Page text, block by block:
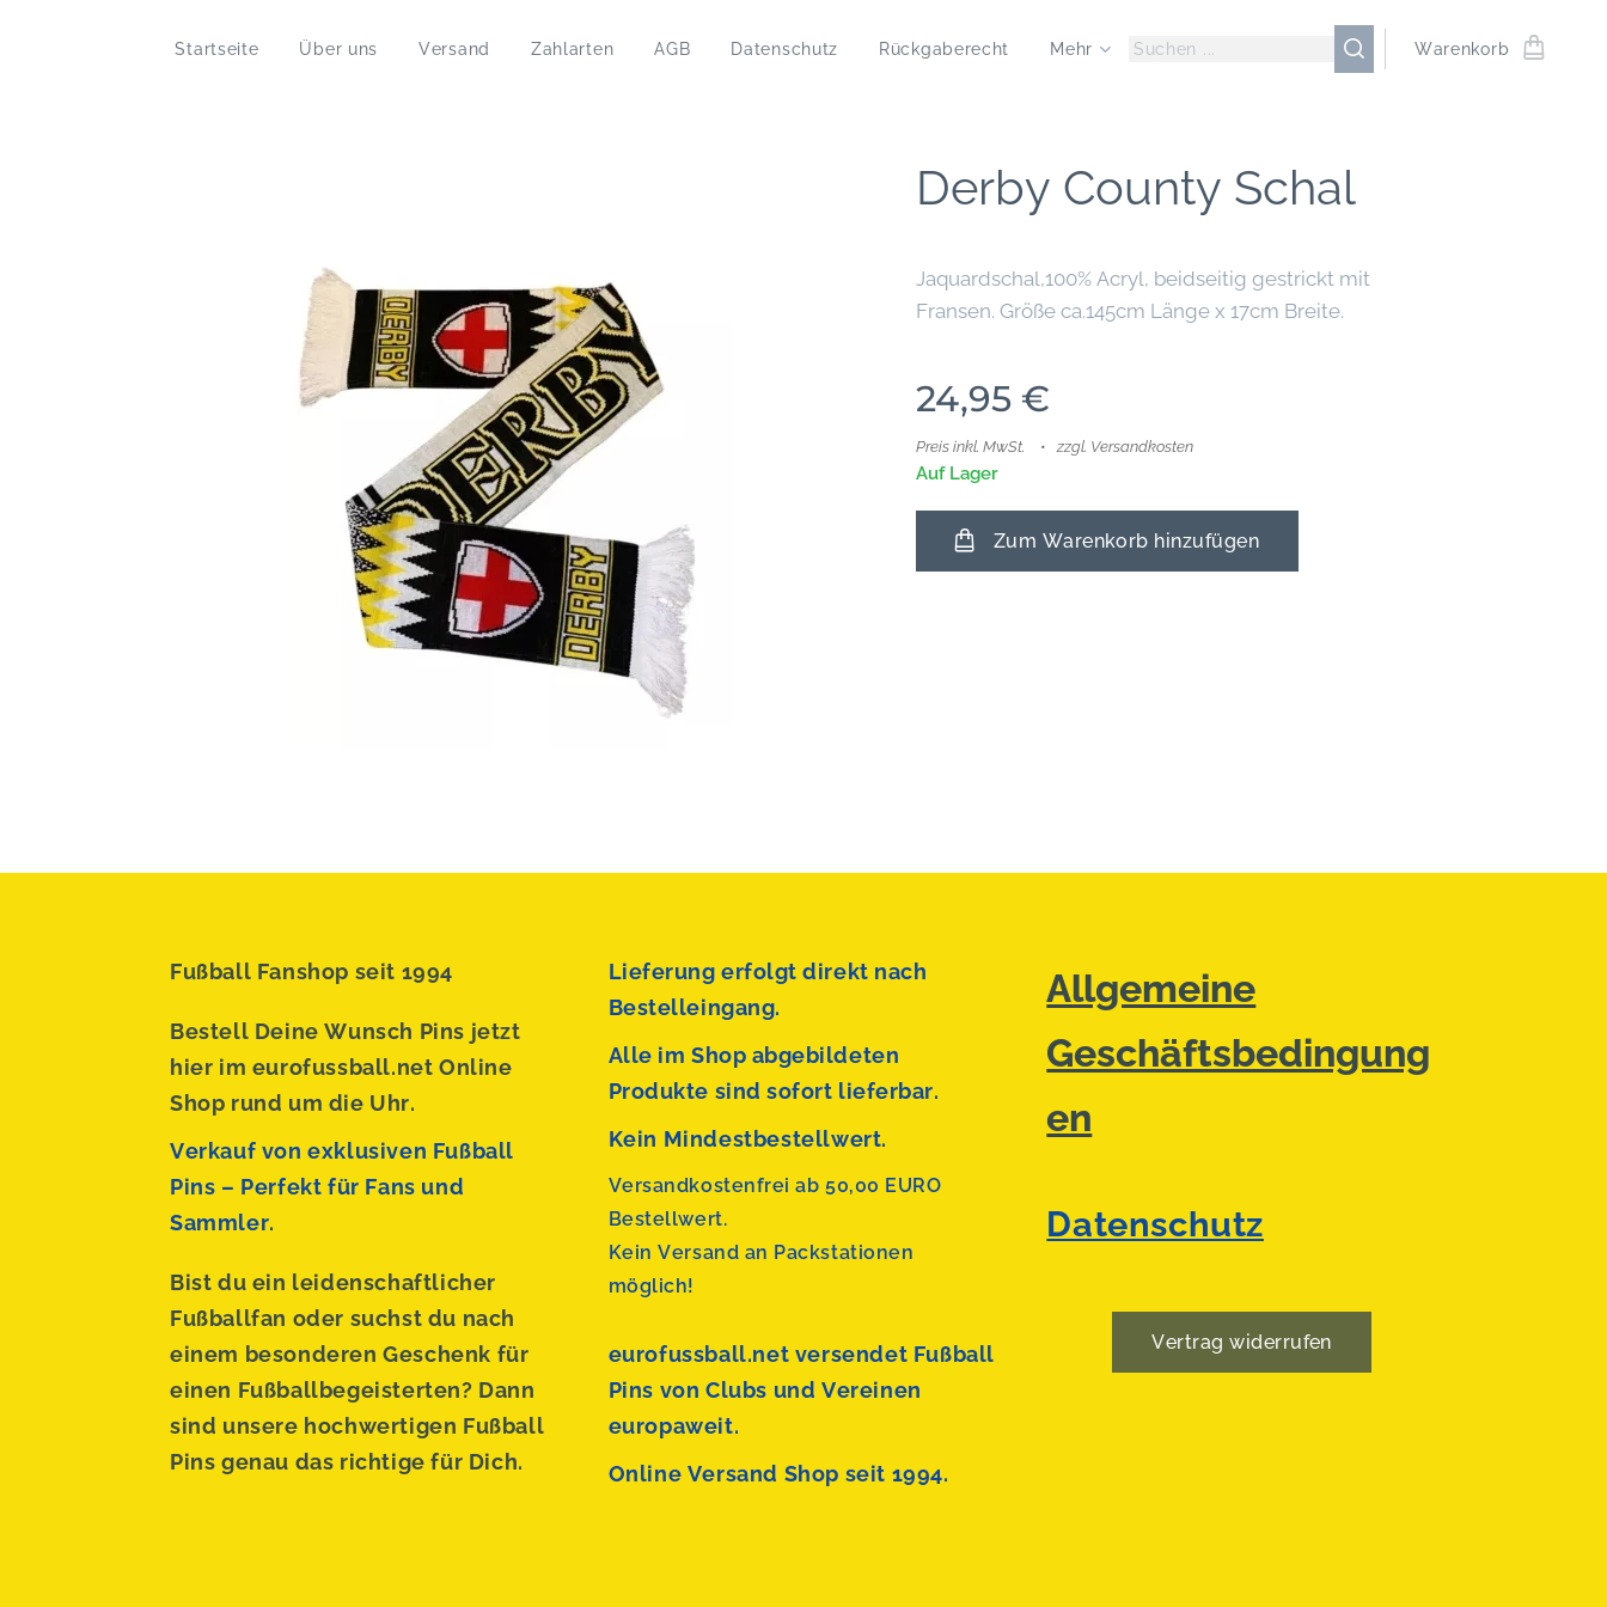
Startseite Über uns Versand Zahlarten AGB Datenschutz Rückgaberecht Mehr Warenkorb
Derby County Schal
Jaquardschal,100% Acryl, beidseitig gestrickt mit
Fransen. Größe ca.145cm Länge x 17cm Breite.
24,95 €
Preis inkl. MwSt. zzgl. Versandkosten
Auf Lager
Zum Warenkorb hinzufügen
Fußball Fanshop seit 1994
Bestell Deine Wunsch Pins jetzt
hier im eurofussball.net Online
Shop rund um die Uhr.
Verkauf von exklusiven Fußball
Pins – Perfekt für Fans und
Sammler.
Bist du ein leidenschaftlicher
Fußballfan oder suchst du nach
einem besonderen Geschenk für
einen Fußballbegeisterten? Dann
sind unsere hochwertigen Fußball
Pins genau das richtige für Dich.
Lieferung erfolgt direkt nach
Bestelleingang.
Alle im Shop abgebildeten
Produkte sind sofort lieferbar.
Kein Mindestbestellwert.
Versandkostenfrei ab 50,00 EURO
Bestellwert.
Kein Versand an Packstationen
möglich!
eurofussball.net versendet Fußball
Pins von Clubs und Vereinen
europaweit.
Online Versand Shop seit 1994.
Allgemeine
Geschäftsbedingung
en
Datenschutz
Vertrag widerrufen